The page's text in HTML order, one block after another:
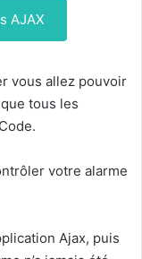
AJAX
vous allez pouvoir
tous les
votre alarme
Ajax, puis